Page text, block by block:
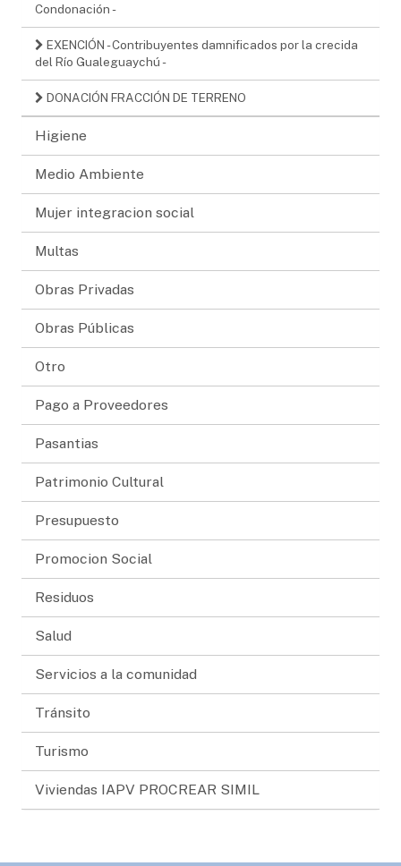
Condonación -
EXENCIÓN - Contribuyentes damnificados por la crecida
del Río Gualeguaychú -
DONACIÓN FRACCIÓN DE TERRENO
Higiene
Medio Ambiente
Mujer integracion social
Multas
Obras Privadas
Obras Públicas
Otro
Pago a Proveedores
Pasantias
Patrimonio Cultural
Presupuesto
Promocion Social
Residuos
Salud
Servicios a la comunidad
Tránsito
Turismo
Viviendas IAPV PROCREAR SIMIL